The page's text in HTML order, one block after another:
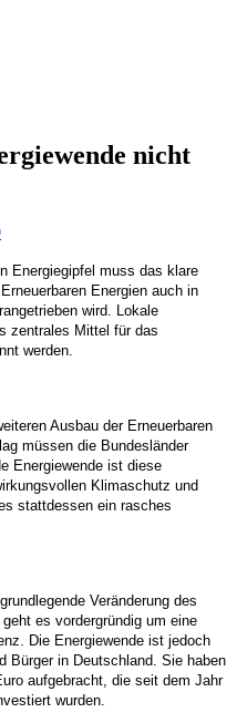
nicht
Energiegipfel muss das klare
Energien auch in
wird. Lokale
zentrales Mittel für das
werden.
Ausbau der Erneuerbaren
müssen die Bundesländer
Energiewende ist diese
Klimaschutz und
stattdessen ein rasches
Veränderung des
es vordergründig um eine
Die Energiewende ist jedoch
Bürger in Deutschland. Sie haben
aufgebracht, die seit dem Jahr
wurden.